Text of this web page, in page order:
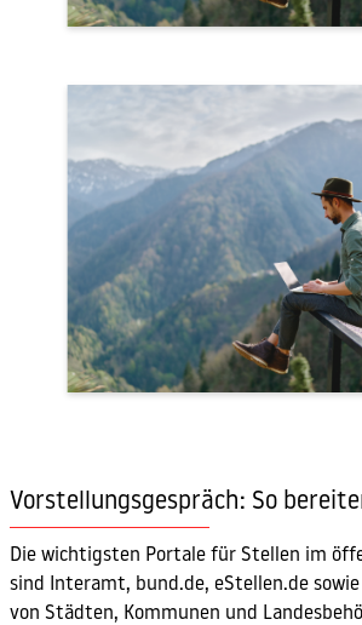
Vorstellungsgespräch: So
Die wichtigsten Portale für Stellen im
sind Interamt, bund.de, eStellen.de
von Städten, Kommunen und